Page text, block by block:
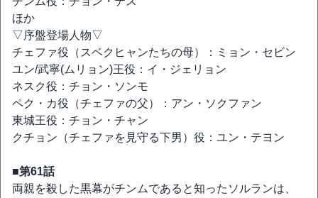
ほか
▽序盤登場人物▽
チェファ役（スベクヒャンたちの母）：ミョン・セビン
ユン/武寧(ムリョン)王役：イ・ジェリョン
ネスク役：チョン・ソンモ
ペク・カ役（チェファの父）：アン・ソクファン
東城王役：チョン・チャン
クチョン（チェファを見守る下男）役：ユン・テヨン
■第61話
両親を殺した黒幕がチンムであると知ったソルランは、